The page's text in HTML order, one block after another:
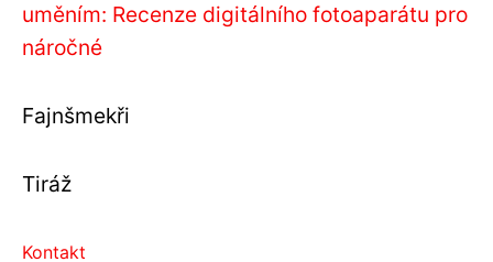
uměním: Recenze digitálního fotoaparátu pro
náročné
Fajnšmekři
Tiráž
Kontakt